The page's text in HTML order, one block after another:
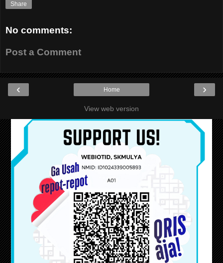
Share
No comments:
Post a Comment
‹ ›
Home
View web version